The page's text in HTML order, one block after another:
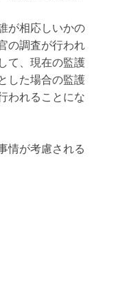
が相応しいかの
の調査が行われ
て、現在の監護
した場合の監護
われることにな
情が考慮される